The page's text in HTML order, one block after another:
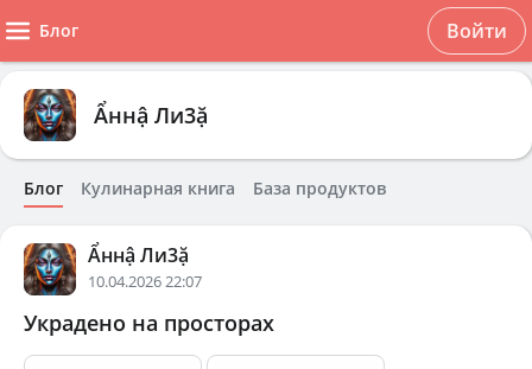
Блог Войти
Ẩннậ Ли3ặ
Блог Кулинарная книга База продуктов
Ẩннậ Ли3ặ
10.04.2026 22:07
Украдено на просторах